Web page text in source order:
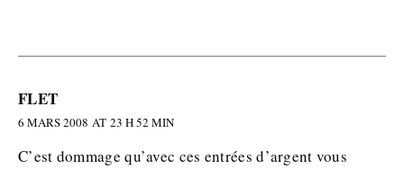
FLET
6 MARS 2008 AT 23 H 52 MIN
C’est dommage qu’avec ces entrées d’argent vous